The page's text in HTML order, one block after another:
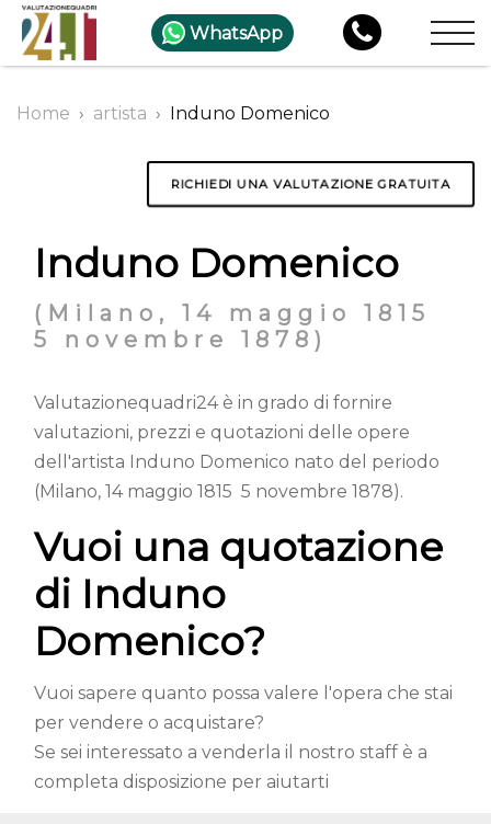
WhatsApp
Home artista Induno Domenico
RICHIEDI UNA VALUTAZIONE GRATUITA
Induno Domenico
(Milano, 14 maggio 1815 
5 novembre 1878)
Valutazionequadri24 è in grado di fornire
valutazioni, prezzi e quotazioni delle opere
dell'artista Induno Domenico nato del periodo
(Milano, 14 maggio 1815  5 novembre 1878).
Vuoi una quotazione
di Induno
Domenico?
Vuoi sapere quanto possa valere l'opera che stai
per vendere o acquistare?
Se sei interessato a venderla il nostro staff è a
completa disposizione per aiutarti